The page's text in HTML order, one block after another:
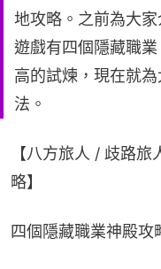
地攻略。之前為大
遊戲有四個隱藏職
高的試煉，現在就
法。
【八方旅人 / 歧路
略】
四個隱藏職業神殿攻